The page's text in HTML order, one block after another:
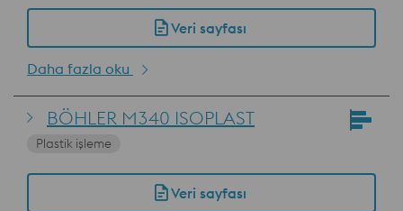
Veri sayfası
Daha fazla oku
BÖHLER M340 ISOPLAST
Plastik işleme
Veri sayfası